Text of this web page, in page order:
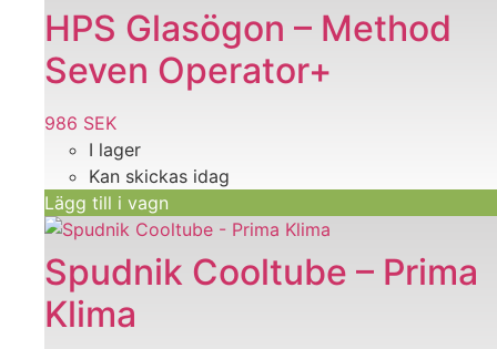
HPS Glasögon – Method
Seven Operator+
986 SEK
I lager
Kan skickas idag
Lägg till i vagn
Spudnik Cooltube – Prima
Klima
Den
här
produkten
har